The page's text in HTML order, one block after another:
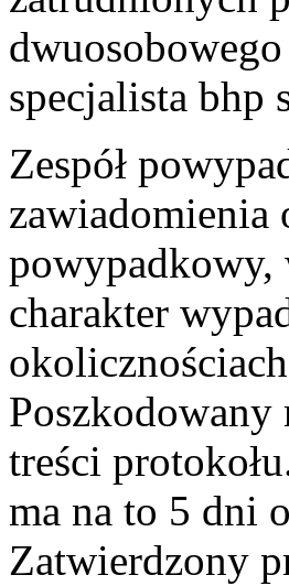
specjalista bhp
Zespół
zawiadomienia
powypadkowy,
charakter
Poszkodowany
treści
ma na to 5 dni
Zatwierdzony